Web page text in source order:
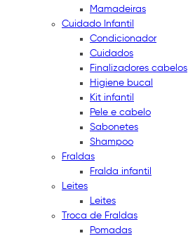
Mamadeiras
Cuidado Infantil
Condicionador
Cuidados
Finalizadores cabelos
Higiene bucal
Kit infantil
Pele e cabelo
Sabonetes
Shampoo
Fraldas
Fralda infantil
Leites
Leites
Troca de Fraldas
Pomadas